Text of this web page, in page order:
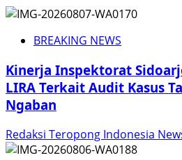
BREAKING NEWS
Kinerja Inspektorat
LIRA Terkait Audit Kasus
Ngaban
Redaksi Teropong Indonesia